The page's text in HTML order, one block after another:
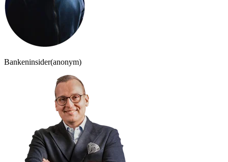
Bankeninsider(anonym)